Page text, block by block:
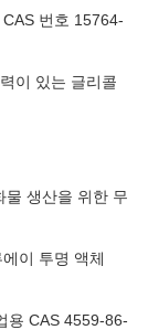
번호 15764-
이 있는 글리콜
물 생산을 위한 무
이 투명 액체
용 CAS 4559-86-